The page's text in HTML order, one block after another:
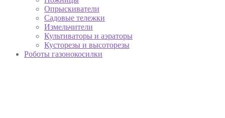
Опрыскиватели
Садовые тележки
Измельчители
Культиваторы и аэраторы
Кусторезы и высоторезы
Роботы газонокосилки